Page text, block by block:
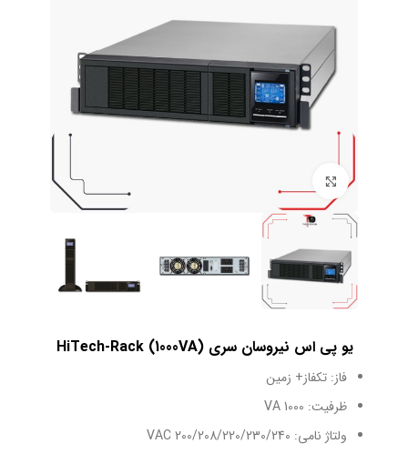
یو پی اس نیروسان سری HiTech-Rack (1000VA)
فاز: تکفاز+ زمین
ظرفیت: 1000 VA
ولتاژ نامی: 200/208/220/230/240 VAC